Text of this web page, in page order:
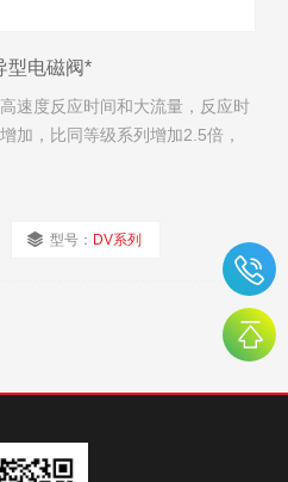
型电磁阀*
速度反应时间和大流量，反应时
加，比同等级系列增加2.5倍，
型号： DV系列